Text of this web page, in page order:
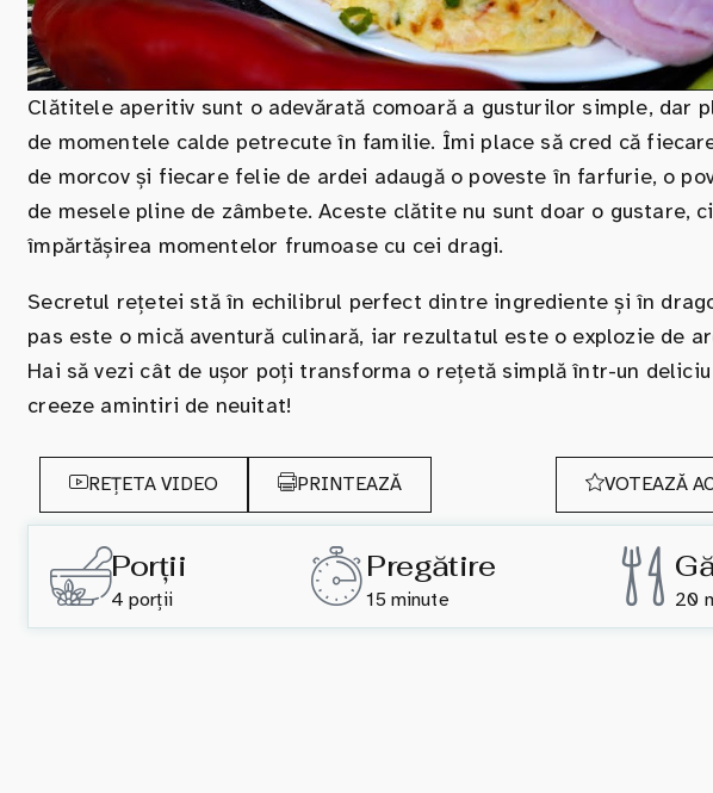
Clătitele aperitiv sunt o adevărată comoară a gusturilor simple, dar
de momentele calde petrecute în familie. Îmi place să cred că
de morcov și fiecare felie de ardei adaugă o poveste în farfurie, o
de mesele pline de zâmbete. Aceste clătite nu sunt doar o gustare,
împărtășirea momentelor frumoase cu cei dragi.
Secretul rețetei stă în echilibrul perfect dintre ingrediente și în
pas este o mică aventură culinară, iar rezultatul este o explozie de
Hai să vezi cât de ușor poți transforma o rețetă simplă într-un
creeze amintiri de neuitat!
REȚETA VIDEO PRINTEAZĂ VOTEAZĂ
Porții
4 porții
Pregătire
15 minute 20